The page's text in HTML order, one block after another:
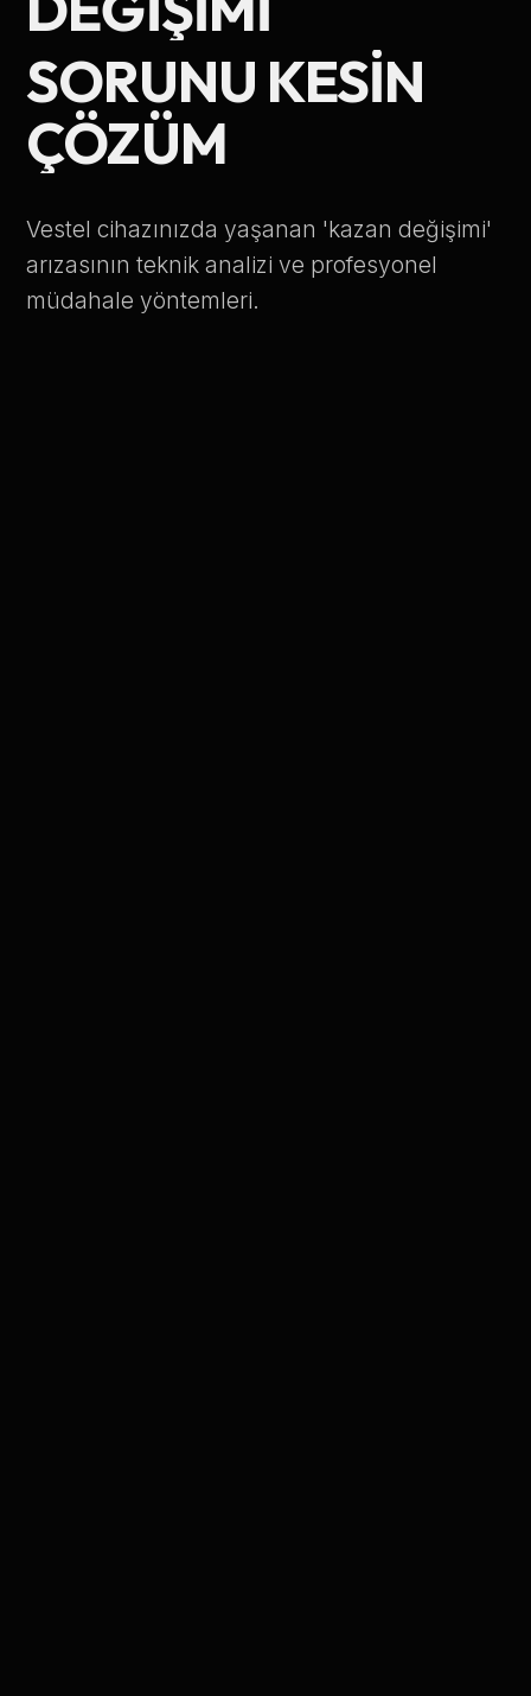
SORUNU KESIN
ÇÖZÜM
Vestel cihazınızda yaşanan 'kazan değişimi'
arızasının teknik analizi ve profesyonel
müdahale yöntemleri.
Telefon Numarası
Hizmet Türü
Servis Çağır